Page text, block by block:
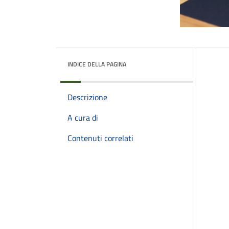
INDICE DELLA PAGINA
Descrizione
A cura di
Contenuti correlati